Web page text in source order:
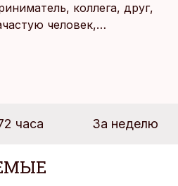
коллега, друг,
человек,
отдыха все чаще ждут не
просто быть здесь
все
часа За неделю